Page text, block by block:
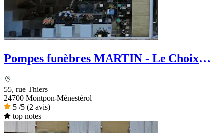
Pompes funèbres MARTIN - Le Choix
55, rue Thiers
24700 Montpon-Ménestérol
5 /5 (2 avis)
top notes